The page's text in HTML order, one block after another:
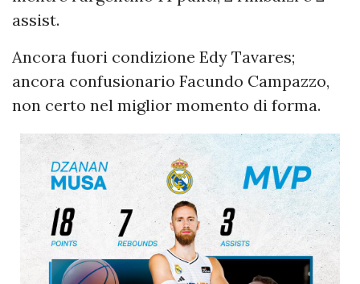
assist.
Ancora fuori condizione Edy Tavares;
ancora confusionario Facundo Campazzo,
non certo nel miglior momento di forma.